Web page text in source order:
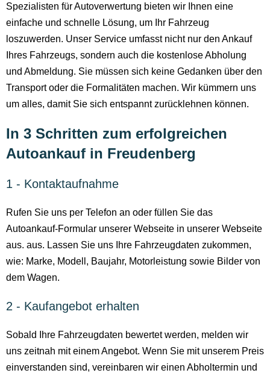
Spezialisten für Autoverwertung bieten wir Ihnen eine
einfache und schnelle Lösung, um Ihr Fahrzeug
loszuwerden. Unser Service umfasst nicht nur den Ankauf
Ihres Fahrzeugs, sondern auch die kostenlose Abholung
und Abmeldung. Sie müssen sich keine Gedanken über den
Transport oder die Formalitäten machen. Wir kümmern uns
um alles, damit Sie sich entspannt zurücklehnen können.
In 3 Schritten zum erfolgreichen
Autoankauf in Freudenberg
1 - Kontaktaufnahme
Rufen Sie uns per Telefon an oder füllen Sie das
Autoankauf-Formular unserer Webseite in unserer Webseite
aus. aus. Lassen Sie uns Ihre Fahrzeugdaten zukommen,
wie: Marke, Modell, Baujahr, Motorleistung sowie Bilder von
dem Wagen.
2 - Kaufangebot erhalten
Sobald Ihre Fahrzeugdaten bewertet werden, melden wir
uns zeitnah mit einem Angebot. Wenn Sie mit unserem Preis
einverstanden sind, vereinbaren wir einen Abholtermin und